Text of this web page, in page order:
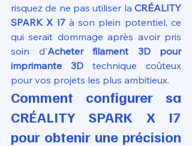
risquez de ne pas utiliser la CRÉALITY
SPARK X I7 à son plein potentiel, ce
qui serait dommage après avoir pris
soin d'Acheter filament 3D pour
imprimante 3D technique coûteux
pour vos projets les plus ambitieux.
Comment configurer sa
CRÉALITY SPARK X I7
pour obtenir une précision